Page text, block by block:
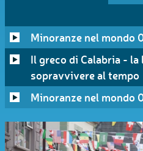
Minoranze nel mondo
Il greco di Calabria -
sopravvivere al tempo
Minoranze nel mondo